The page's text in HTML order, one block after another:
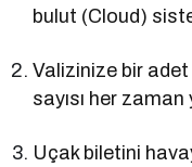
bulut (Cloud)
Valizinize bir
sayısı her zaman
Uçak biletini